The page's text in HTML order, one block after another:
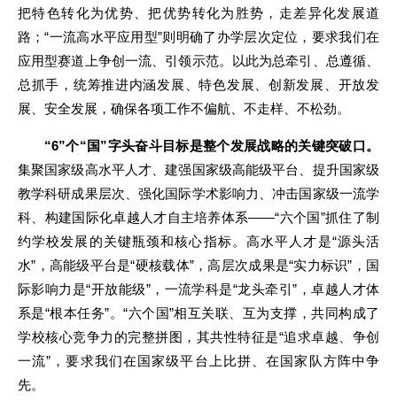
把特色转化为优势、把优势转化为胜势，走差异化发展道
路；“一流高水平应用型”则明确了办学层次定位，要求我们在
应用型赛道上争创一流、引领示范。以此为总牵引、总遵循、
总抓手，统筹推进内涵发展、特色发展、创新发展、开放发
展、安全发展，确保各项工作不偏航、不走样、不松劲。
“6”个“国”字头奋斗目标是整个发展战略的关键突破口。
集聚国家级高水平人才、建强国家级高能级平台、提升国家级
教学科研成果层次、强化国际学术影响力、冲击国家级一流学
科、构建国际化卓越人才自主培养体系——“六个国”抓住了制
约学校发展的关键瓶颈和核心指标。高水平人才是“源头活
水”，高能级平台是“硬核载体”，高层次成果是“实力标识”，国
际影响力是“开放能级”，一流学科是“龙头牵引”，卓越人才体
系是“根本任务”。“六个国”相互关联、互为支撑，共同构成了
学校核心竞争力的完整拼图，其共性特征是“追求卓越、争创
一流”，要求我们在国家级平台上比拼、在国家队方阵中争
先。